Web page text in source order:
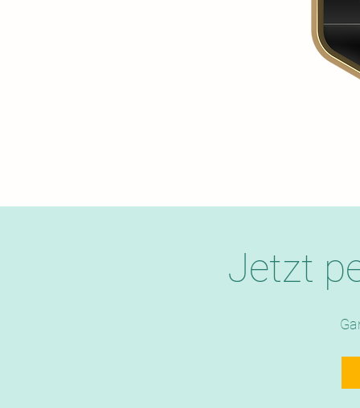
Jetzt